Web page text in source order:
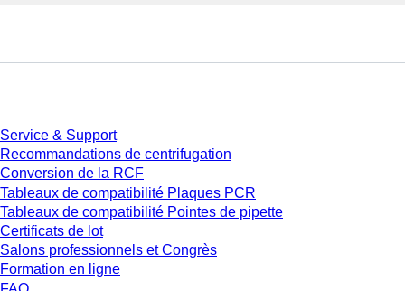
Service & Support
Recommandations de centrifugation
Conversion de la RCF
Tableaux de compatibilité Plaques PCR
Tableaux de compatibilité Pointes de pipette
Certificats de lot
Salons professionnels et Congrès
Formation en ligne